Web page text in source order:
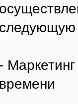
следующую
-
времени